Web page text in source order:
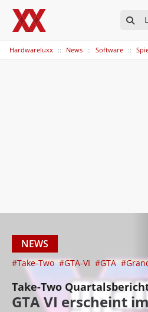
Hardwareluxx News Software
NEWS
#Take-Two #GTA-VI #GTA
Take-Two
GTA VI erscheint